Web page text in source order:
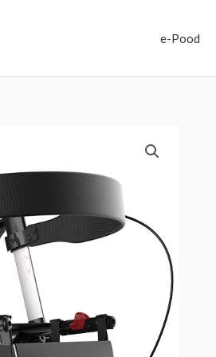
e-Pood